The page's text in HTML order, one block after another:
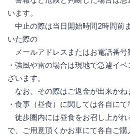
います。
中止の際は当日開始時間2時間前
いた際の
メールアドレスまたはお電話番号
・強風や雷の場合は現地で急遽イ
ざいます。
なお、その際はご返金が出来かね
・食事（昼食）に関しては各自にて
徒歩圏内には昼食をお召し上がれ
で、ご用意頂くかお車にて各自ご購